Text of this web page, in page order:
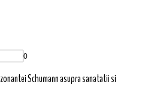
0
Schumann asupra sanatatii si